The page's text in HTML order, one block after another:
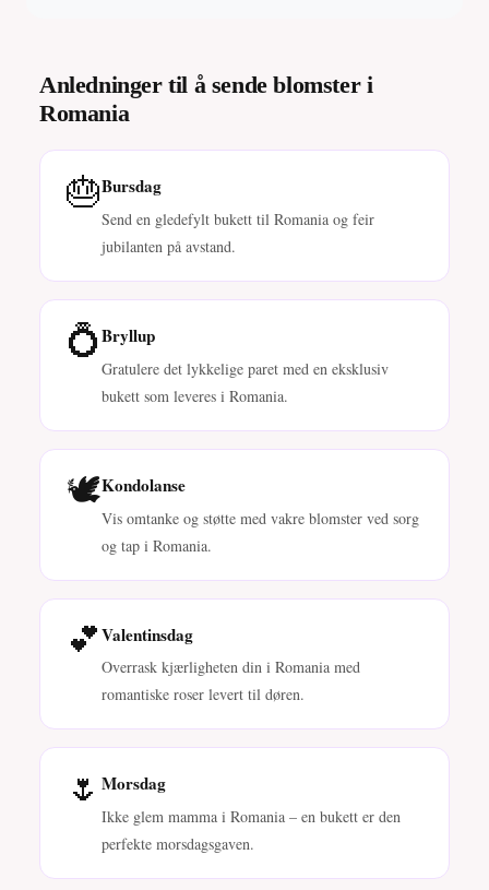
Anledninger til å sende blomster i
Romania
🎂Bursdag
Send en gledefylt bukett til Romania og feir
jubilanten på avstand.
💍Bryllup
Gratulere det lykkelige paret med en eksklusiv
bukett som leveres i Romania.
🕊️Kondolanse
Vis omtanke og støtte med vakre blomster ved sorg
og tap i Romania.
💕Valentinsdag
Overrask kjærligheten din i Romania med
romantiske roser levert til døren.
🌷 Morsdag
Ikke glem mamma i Romania – en bukett er den
perfekte morsdagsgaven.